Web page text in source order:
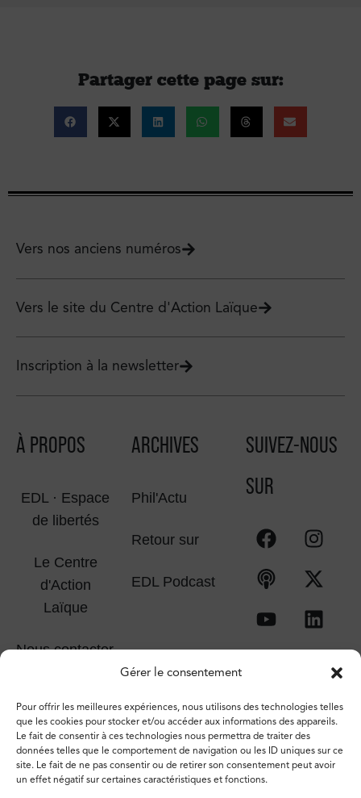
Gérer le consentement
Pour offrir les meilleures expériences, nous utilisons des technologies telles
que les cookies pour stocker et/ou accéder aux informations des appareils.
Le fait de consentir à ces technologies nous permettra de traiter des
données telles que le comportement de navigation ou les ID uniques sur ce
site. Le fait de ne pas consentir ou de retirer son consentement peut avoir
un effet négatif sur certaines caractéristiques et fonctions.
Partager cette page sur :
Vers nos anciens numéros
Vers le site du Centre d'Action Laïque
Inscription à la newsletter
À PROPOS
EDL · Espace
de libertés
Le Centre
d'Action
Laïque
Nous contacter
ARCHIVES
Phil'Actu
Retour sur
EDL Podcast
SUIVEZ-NOUS
SUR